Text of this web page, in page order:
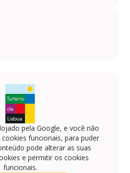
pela Google, e você não
funcionais, para puder
pode alterar as suas
e permitir os cookies
funcionais.